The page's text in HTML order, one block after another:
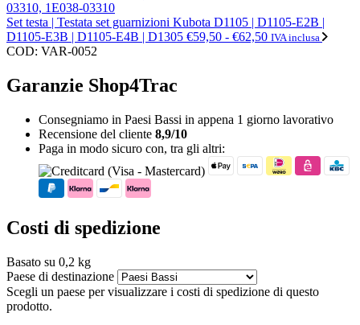
Set testa | Testata set guarnizioni Kubota D1105 | D1105-E2B |
D1105-E3B | D1105-E4B | D1305 €59,50 - €62,50Fascia
€62,50
IVA inclusa
COD: VAR-0052
Garanzie Shop4Trac
Consegniamo in Paesi Bassi in appena 1 giorno lavorativo
Recensione del cliente 8,9/10
Paga in modo sicuro con, tra gli altri:
Costi di spedizione
Basato su 0,2 kg
Paese di destinazione
Scegli un paese per visualizzare i costi di spedizione di questo
prodotto.